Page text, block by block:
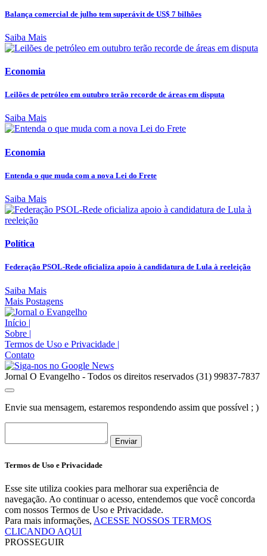
Balança comercial de julho tem superávit de US$ 7 bilhões
Saiba Mais
Economia
Leilões de petróleo em outubro terão recorde de áreas em disputa
Saiba Mais
Economia
Entenda o que muda com a nova Lei do Frete
Saiba Mais
Política
Federação PSOL-Rede oficializa apoio à candidatura de Lula à reeleição
Saiba Mais
Mais Postagens
Início |
Sobre |
Termos de Uso e Privacidade |
Contato
Jornal O Evangelho - Todos os direitos reservados (31) 99837-7837
Envie sua mensagem, estaremos respondendo assim que possível ; )
Enviar
Termos de Uso e Privacidade
Esse site utiliza cookies para melhorar sua experiência de
navegação. Ao continuar o acesso, entendemos que você concorda
com nossos Termos de Uso e Privacidade.
Para mais informações, ACESSE NOSSOS TERMOS
CLICANDO AQUI
PROSSEGUIR